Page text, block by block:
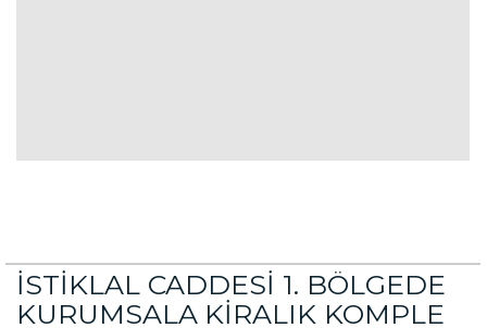
İSTİKLAL CADDESİ 1. BÖLGEDE
KURUMSALA KİRALIK KOMPLE